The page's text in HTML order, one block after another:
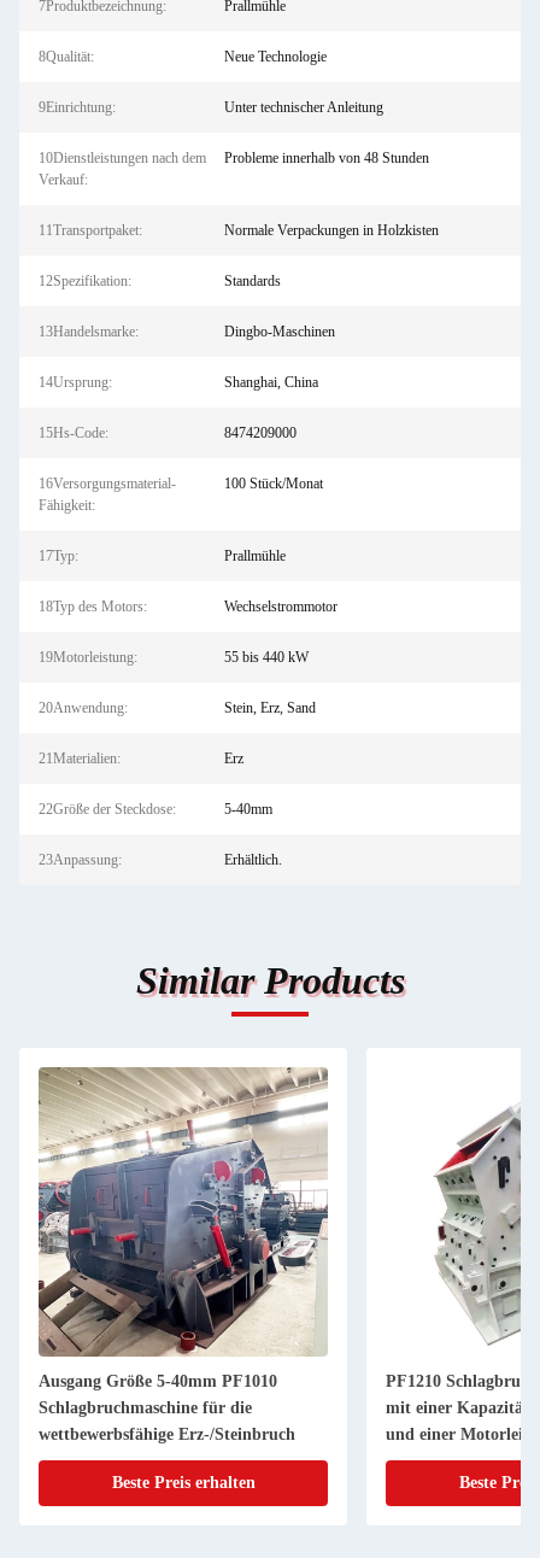
7Produktbezeichnung: Prallmühle
8Qualität: Neue Technologie
9Einrichtung: Unter technischer Anleitung
10Dienstleistungen nach dem
Verkauf:
Probleme innerhalb von 48 Stunden
11Transportpaket: Normale Verpackungen in Holzkisten
12Spezifikation: Standards
13Handelsmarke: Dingbo-Maschinen
14Ursprung: Shanghai, China
15Hs-Code: 8474209000
16Versorgungsmaterial-
Fähigkeit:
100 Stück/Monat
17Typ: Prallmühle
18Typ des Motors: Wechselstrommotor
19Motorleistung: 55 bis 440 kW
20Anwendung: Stein, Erz, Sand
21Materialien: Erz
22Größe der Steckdose: 5-40mm
23Anpassung: Erhältlich.
Similar Products
Ausgang Größe 5-40mm PF1010
Schlagbruchmaschine für die
wettbewerbsfähige Erz-/Steinbruch
Beste Preis erhalten
PF1210
mit einer Kapazität
und einer
kW
Beste